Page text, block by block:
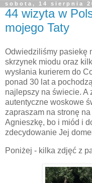
sobota, 14 sierpnia
44 wizyta w
mojego Taty
Odwiedziliśmy pasiekę
skrzynek miodu oraz
wysłania kurierem do
ponad 30 lat a
najlepszy na świecie. A
autentyczne woskowe
zapraszam na stronę na
Agnieszkę, bo i miód i
zdecydowanie Jej
Poniżej - kilka zdjęć z